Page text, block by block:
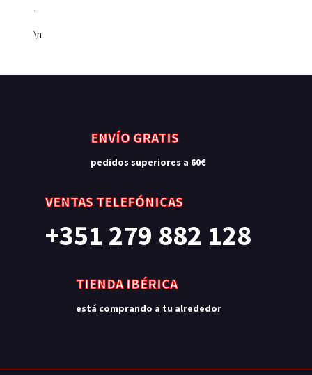
.
\n
ENVÍO GRATIS
pedidos superiores a 60€
VENTAS TELEFÓNICAS
+351 279 882 128
TIENDA IBÉRICA
está comprando a tu alrededor